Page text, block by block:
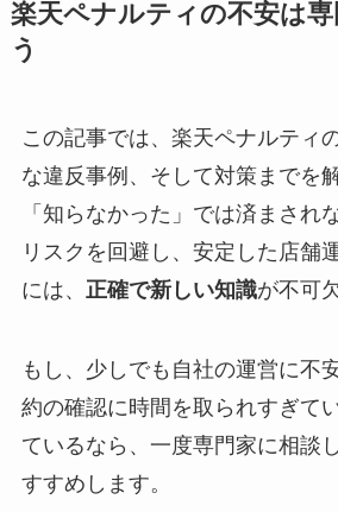
楽天ペナルティの不安は専
う
この記事では、楽天ペナルティ
な違反事例、そして対策までを
「知らなかった」では済まされ
リスクを回避し、安定した店舗
には、 正確で新しい知識が不可
もし、少しでも自社の運営に不
約の確認に時間を取られすぎて
ているなら、一度専門家に相談
すすめします。